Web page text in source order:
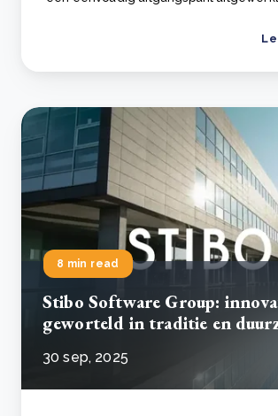
8 min read
Stibo Software Group:
geworteld in traditie en
30 sep, 2025